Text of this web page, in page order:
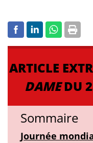
ARTICLE
DAMEDU
Sommaire
Journée